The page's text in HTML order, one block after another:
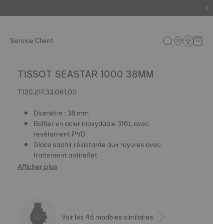
Service Client
TISSOT SEASTAR 1000 38MM
T120.217.33.061.00
Diamètre : 38 mm
Boîtier en acier inoxydable 316L avec
revêtement PVD
Glace saphir résistante aux rayures avec
traitement antireflet
Afficher plus
Voir les 45 modèles similaires